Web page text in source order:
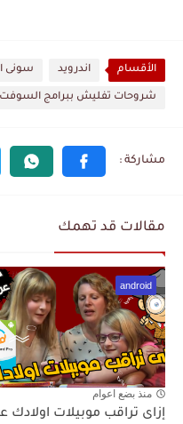
الأقسام اندرويد سونى
شروحات تفليش ببرامج السوفت
مقالات قد تهمك
android
منذ بضع اعوام
إزاى تراقب موبيلات اولادك